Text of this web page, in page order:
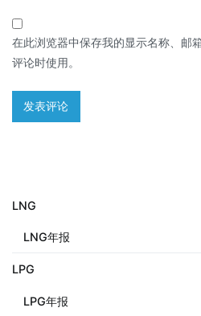
在此浏览器中保存我的显示名称、邮
评论时使用。
LNG
LNG年报
LPG
LPG年报